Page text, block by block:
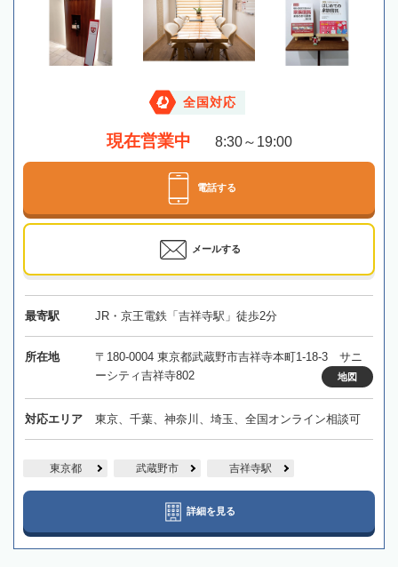
全国対応
現在営業中 8:30～19:00
電話する
メールする
最寄駅 JR・京王電鉄「吉祥寺駅」徒歩2分
所在地
〒180-0004 東京都武蔵野市吉祥寺本町1-18-3 サニ
ーシティ吉祥寺802
地図
対応エリア 東京、千葉、神奈川、埼玉、全国オンライン相談可
東京都 武蔵野市 吉祥寺駅
詳細を見る